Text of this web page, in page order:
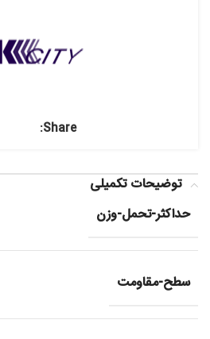
Share:
توضیحات تکمیلی
حداکثر-تحمل-وزن
سطح-مقاومت